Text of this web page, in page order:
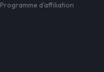
Programme d'affiliation